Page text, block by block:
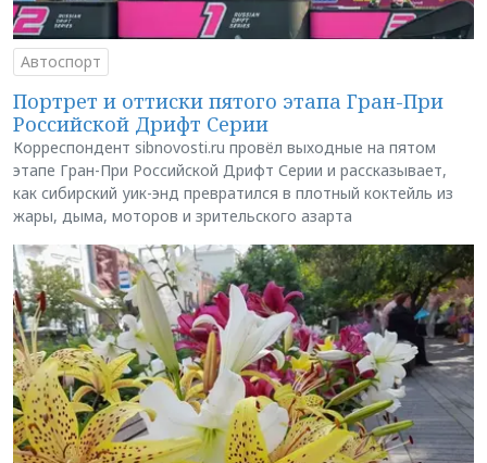
Автоспорт
Портрет и оттиски пятого этапа Гран-При
Российской Дрифт Серии
Корреспондент sibnovosti.ru провёл выходные на пятом
этапе Гран-При Российской Дрифт Серии и рассказывает,
как сибирский уик-энд превратился в плотный коктейль из
жары, дыма, моторов и зрительского азарта